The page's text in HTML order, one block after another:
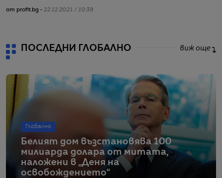
от profit.bg - 22.12.2021 / 10:39
ПОСЛЕДНИ ГЛОБАЛНО виж още
Глобално
Белият дом възстановява 100
милиарда долара от митата,
наложени в „Деня на
освобождението“